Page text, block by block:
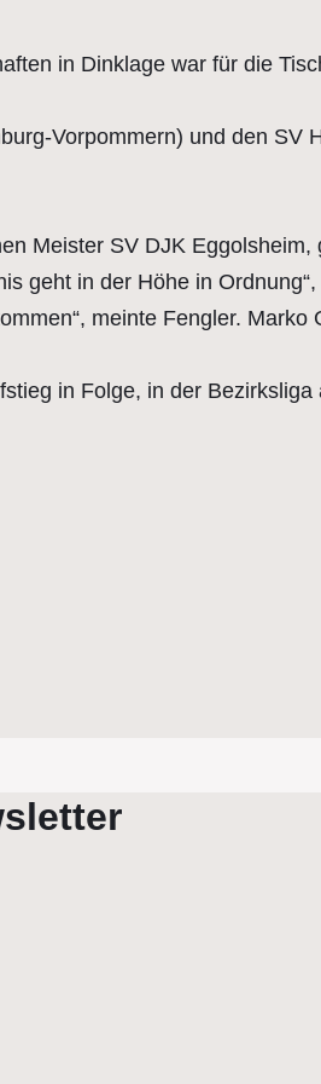
in Dinklage war für die
Vorpommern) und den SV
Meister SV DJK
geht in der Höhe in
meinte Fengler.
in Folge, in der Bezirksliga